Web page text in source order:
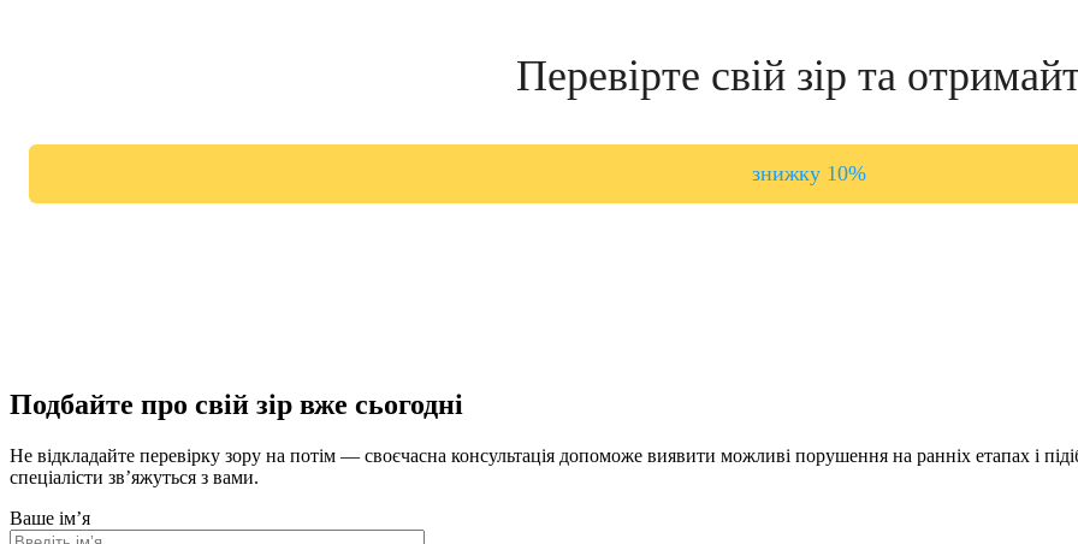
Перевірте свій зір та
знижку 10%
Подбайте про свій зір вже сьогодні
Не відкладайте перевірку зору на потім — своєчасна консультація допоможе виявити можливі порушення на ранніх етапах і
спеціалісти зв’яжуться з вами.
Ваше ім’я